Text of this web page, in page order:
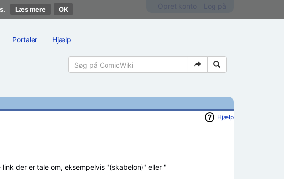
Læs mere
Portaler Hjælp
Hjælp
der er tale om, eksempelvis "(skabelon)" eller "